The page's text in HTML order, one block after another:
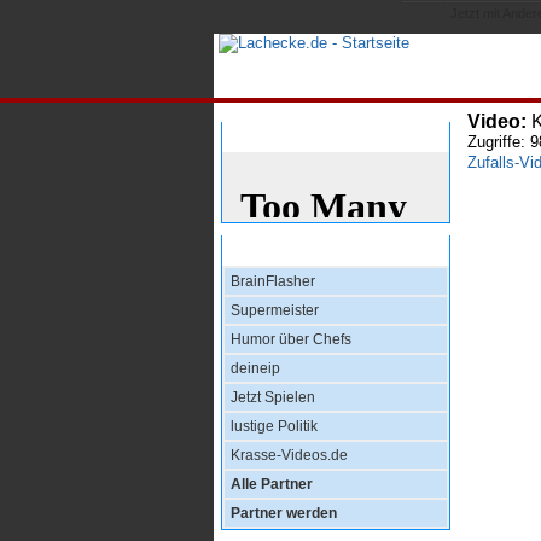
BrainFlasher
Supermeister
Humor über Chefs
deineip
Jetzt Spielen
lustige Politik
Krasse-Videos.de
Alle Partner
Partner werden
Video:
Zugriffe:
Zufalls-